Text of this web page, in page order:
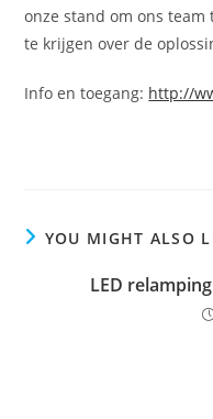
onze stand om ons
te krijgen over de
Info en toegang: http://
YOU MIGHT ALSO
LED